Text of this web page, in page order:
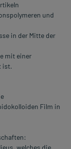
und
in der Mitte der
mit einer
ist.
Film in
welches die